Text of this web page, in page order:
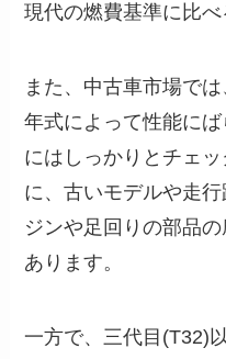
現代の燃費基準に比べ
また、中古車市場で
年式によって性能に
にはしっかりとチェ
に、古いモデルや走
ジンや足回りの部品
あります。
一方で、三代目(T32)